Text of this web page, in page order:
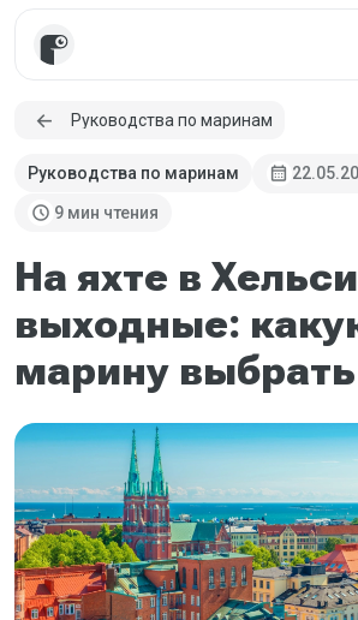
Руководства по маринам
Руководства по маринам calendar_month
schedule 9 мин чтения
На яхте в
выходные:
марину выбрать